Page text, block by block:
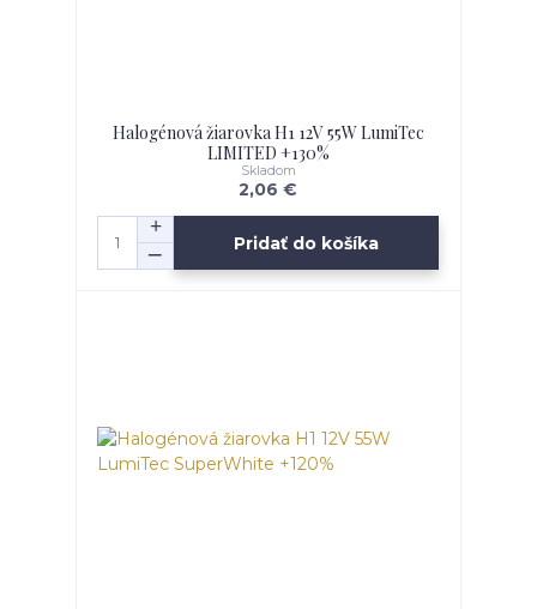
Halogénová žiarovka H1 12V 55W LumiTec
LIMITED +130%
2,06 €
Skladom
Pridať do košíka